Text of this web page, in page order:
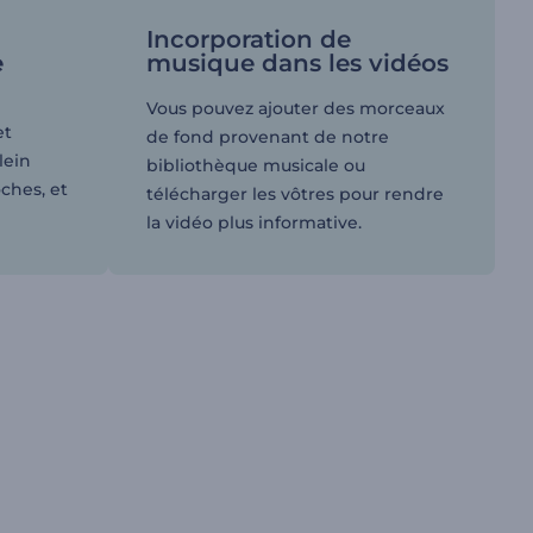
et
Incorporation de
musique dans les vidéos
Vous pouvez ajouter des morceaux
de fond provenant de notre
bibliothèque musicale ou
télécharger les vôtres pour rendre
la vidéo plus informative.